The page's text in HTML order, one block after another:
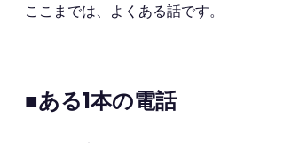
ここまでは、よくある話です。
■ある1本の電話